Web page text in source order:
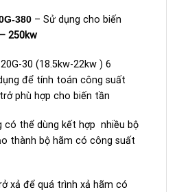
380 – Sử dụng cho biến
250kw
để tính toán công suất
phù hợp cho biến tần
có thể dùng kết hợp nhiều bộ
thành bộ hãm có công suất
xả để quá trình xả hãm có